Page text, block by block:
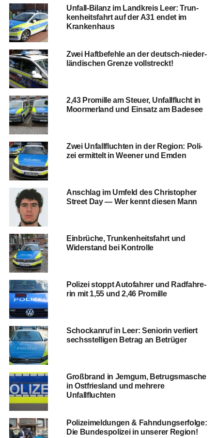
Unfall-Bilanz im Land­kreis Leer: Trun­
ken­heits­fahrt auf der A31 endet im
Krankenhaus
Zwei Haft­be­feh­le an der deutsch-nie­der­
län­di­schen Gren­ze vollstreckt!
2,43 Pro­mil­le am Steu­er, Unfall­flucht in
Moorm­er­land und Ein­satz am Badesee
Zwei Unfall­fluch­ten in der Regi­on: Poli­
zei ermit­telt in Wee­ner und Emden
Anschlag im Umfeld des Chris­to­pher
Street Day — Wer kennt die­sen Mann
Ein­brü­che, Trun­ken­heits­fahrt und
Wider­stand bei Kontrolle
Poli­zei stoppt Auto­fah­rer und Rad­fah­re­
rin mit 1,55 und 2,46 Promille
Schock­an­ruf in Leer: Senio­rin ver­liert
sechs­stel­li­gen Betrag an Betrüger
Groß­brand in Jem­gum, Betrugs­ma­sche
in Ost­fries­land und meh­re­re
Unfallfluchten
Poli­zei­mel­dun­gen & Fahn­dungs­er­fol­ge:
Die Bun­des­po­li­zei in unse­rer Region!